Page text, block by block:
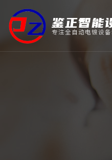
鉴正智能
专注全自动电镀设